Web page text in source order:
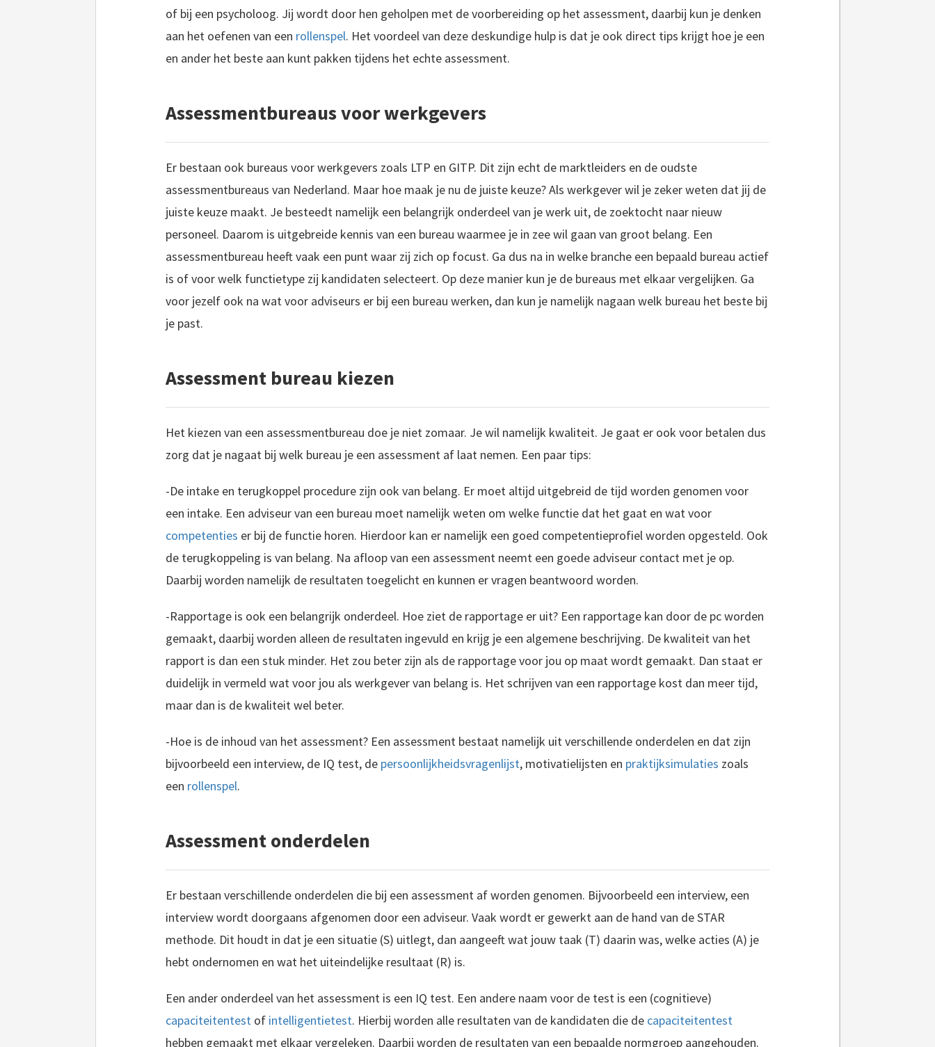
of bij een psycholoog. Jij wordt door hen geholpen met de voorbereiding op het assessment, daarbij kun je denken
aan het oefenen van een rollenspel. Het voordeel van deze deskundige hulp is dat je ook direct tips krijgt hoe je een
en ander het beste aan kunt pakken tijdens het echte assessment.
Assessmentbureaus voor werkgevers
Er bestaan ook bureaus voor werkgevers zoals LTP en GITP. Dit zijn echt de marktleiders en de oudste
assessmentbureaus van Nederland. Maar hoe maak je nu de juiste keuze? Als werkgever wil je zeker weten dat jij de
juiste keuze maakt. Je besteedt namelijk een belangrijk onderdeel van je werk uit, de zoektocht naar nieuw
personeel. Daarom is uitgebreide kennis van een bureau waarmee je in zee wil gaan van groot belang. Een
assessmentbureau heeft vaak een punt waar zij zich op focust. Ga dus na in welke branche een bepaald bureau actief
is of voor welk functietype zij kandidaten selecteert. Op deze manier kun je de bureaus met elkaar vergelijken. Ga
voor jezelf ook na wat voor adviseurs er bij een bureau werken, dan kun je namelijk nagaan welk bureau het beste bij
je past.
Assessment bureau kiezen
Het kiezen van een assessmentbureau doe je niet zomaar. Je wil namelijk kwaliteit. Je gaat er ook voor betalen dus
zorg dat je nagaat bij welk bureau je een assessment af laat nemen. Een paar tips:
-De intake en terugkoppel procedure zijn ook van belang. Er moet altijd uitgebreid de tijd worden genomen voor
een intake. Een adviseur van een bureau moet namelijk weten om welke functie dat het gaat en wat voor
competenties er bij de functie horen. Hierdoor kan er namelijk een goed competentieprofiel worden opgesteld. Ook
de terugkoppeling is van belang. Na afloop van een assessment neemt een goede adviseur contact met je op.
Daarbij worden namelijk de resultaten toegelicht en kunnen er vragen beantwoord worden.
-Rapportage is ook een belangrijk onderdeel. Hoe ziet de rapportage er uit? Een rapportage kan door de pc worden
gemaakt, daarbij worden alleen de resultaten ingevuld en krijg je een algemene beschrijving. De kwaliteit van het
rapport is dan een stuk minder. Het zou beter zijn als de rapportage voor jou op maat wordt gemaakt. Dan staat er
duidelijk in vermeld wat voor jou als werkgever van belang is. Het schrijven van een rapportage kost dan meer tijd,
maar dan is de kwaliteit wel beter.
-Hoe is de inhoud van het assessment? Een assessment bestaat namelijk uit verschillende onderdelen en dat zijn
bijvoorbeeld een interview, de IQ test, de persoonlijkheidsvragenlijst, motivatielijsten en praktijksimulaties zoals
een rollenspel.
Assessment onderdelen
Er bestaan verschillende onderdelen die bij een assessment af worden genomen. Bijvoorbeeld een interview, een
interview wordt doorgaans afgenomen door een adviseur. Vaak wordt er gewerkt aan de hand van de STAR
methode. Dit houdt in dat je een situatie (S) uitlegt, dan aangeeft wat jouw taak (T) daarin was, welke acties (A) je
hebt ondernomen en wat het uiteindelijke resultaat (R) is.
Een ander onderdeel van het assessment is een IQ test. Een andere naam voor de test is een (cognitieve)
capaciteitentest of intelligentietest. Hierbij worden alle resultaten van de kandidaten die de capaciteitentest
hebben gemaakt met elkaar vergeleken. Daarbij worden de resultaten van een bepaalde normgroep aangehouden.